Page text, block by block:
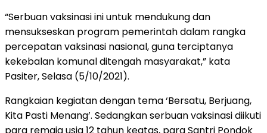
“Serbuan vaksinasi ini untuk mendukung dan
mensukseskan program pemerintah dalam rangka
percepatan vaksinasi nasional, guna terciptanya
kekebalan komunal ditengah masyarakat,” kata
Pasiter, Selasa (5/10/2021).
Rangkaian kegiatan dengan tema ‘Bersatu, Berjuang,
Kita Pasti Menang’. Sedangkan serbuan vaksinasi diikuti
para remaja usia 12 tahun keatas, para Santri Pondok